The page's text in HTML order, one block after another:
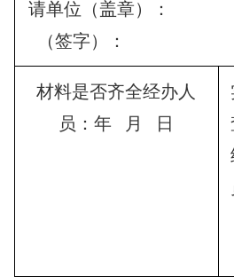
请单位（盖章）
（签字）：
材料是否齐全经办人
员：年 月 日